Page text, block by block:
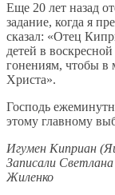
Еще 20 лет назад
задание, когда я
сказал: «Отец
детей в
гонениям, чтобы в
Христа».
Господь
этому главному
Игумен Киприан
Записали
Жиленко